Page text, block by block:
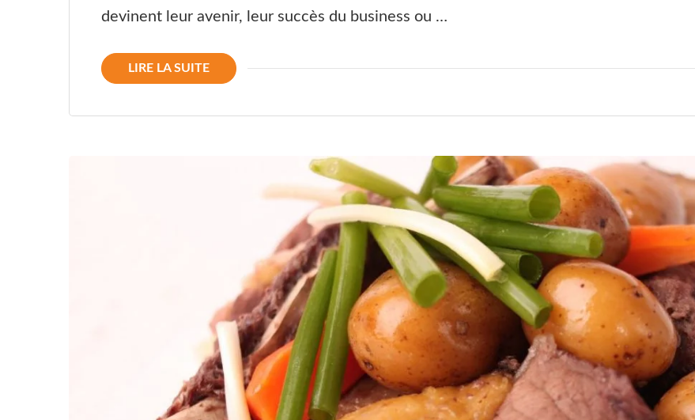
devinent leur avenir, leur succès du business ou …
LIRE LA SUITE